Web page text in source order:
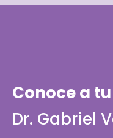
Conoce a
Dr. Gabriel